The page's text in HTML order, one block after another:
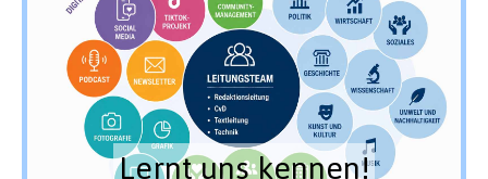
Lernt uns kennen!